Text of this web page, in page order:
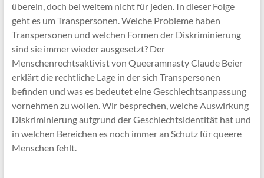
überein, doch bei weitem nicht für jeden. In dieser Folge
geht es um Transpersonen. Welche Probleme haben
Transpersonen und welchen Formen der Diskriminierung
sind sie immer wieder ausgesetzt? Der
Menschenrechtsaktivist von Queeramnasty Claude Beier
erklärt die rechtliche Lage in der sich Transpersonen
befinden und was es bedeutet eine Geschlechtsanpassung
vornehmen zu wollen. Wir besprechen, welche Auswirkung
Diskriminierung aufgrund der Geschlechtsidentität hat und
in welchen Bereichen es noch immer an Schutz für queere
Menschen fehlt.